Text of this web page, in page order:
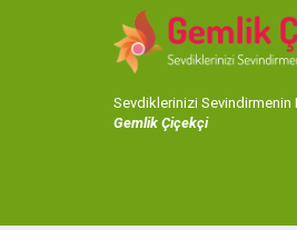
Sevdiklerinizi Sevindirmenin
Gemlik Çiçekçi